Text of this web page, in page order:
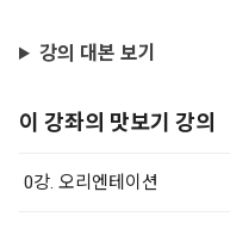
강의 대본 보기
이 강좌의 맛보기 강의
0강. 오리엔테이션